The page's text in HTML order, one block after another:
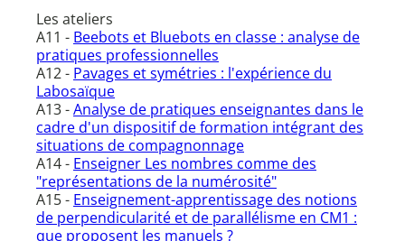
Les ateliers
A11 - Beebots et Bluebots en classe : analyse de
pratiques professionnelles
A12 - Pavages et symétries : l'expérience du
Labosaïque
A13 -Analyse de pratiques enseignantes dans le
cadre d'un dispositif de formation intégrant des
situations de compagnonnage
A14 - Enseigner Les nombres comme des
"représentations de la numérosité"
A15 - Enseignement-apprentissage des notions
de perpendicularité et de parallélisme en CM1 :
que proposent les manuels ?